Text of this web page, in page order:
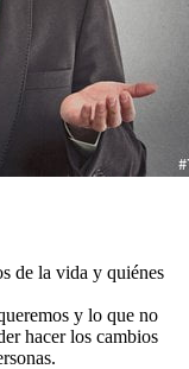
de la vida y quiénes
y lo que no
hacer los cambios